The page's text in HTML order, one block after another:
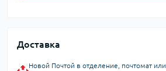
Доставка
Новой Почтой в отделение, почтомат или